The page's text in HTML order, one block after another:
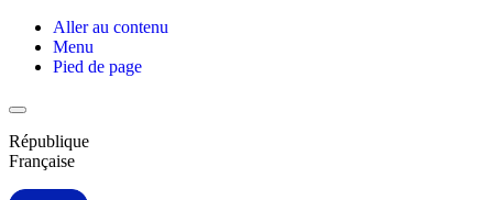
Aller au contenu
Menu
Pied de page
République
Française